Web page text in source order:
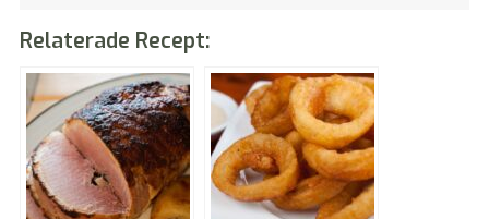
Relaterade Recept: